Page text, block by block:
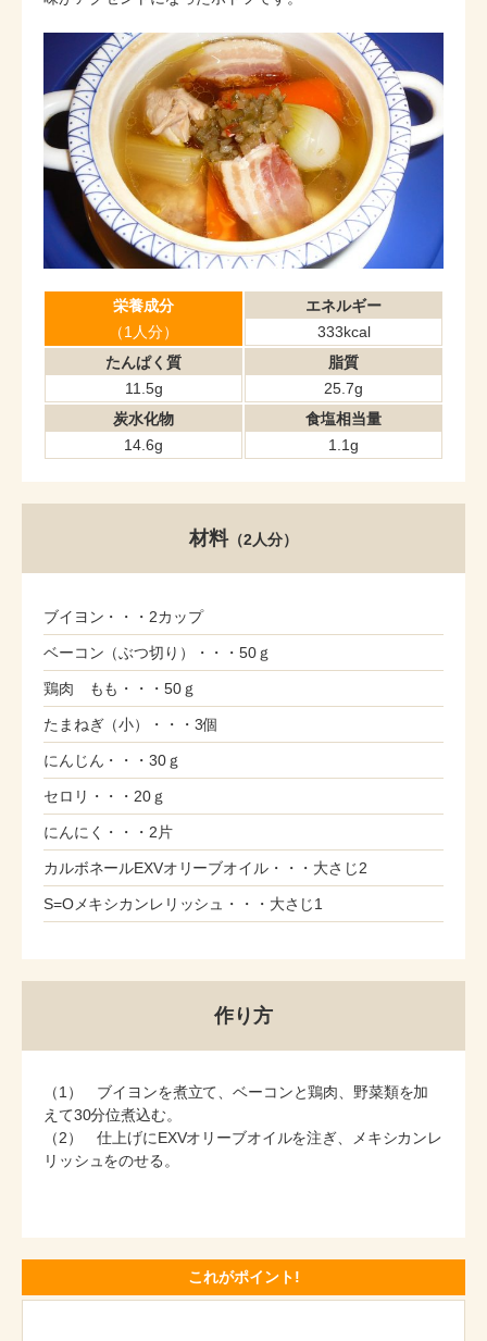
栄養成分
（1人分）
エネルギー
333kcal
たんぱく質
11.5g
脂質
25.7g
炭水化物
14.6g
食塩相当量
1.1g
材料（2人分）
ブイヨン・・・2カップ
ベーコン（ぶつ切り）・・・50ｇ
鶏肉 もも・・・50ｇ
たまねぎ（小）・・・3個
にんじん・・・30ｇ
セロリ・・・20ｇ
にんにく・・・2片
カルボネールEXVオリーブオイル・・・大さじ2
S=Oメキシカンレリッシュ・・・大さじ1
作り方
（1） ブイヨンを煮立て、ベーコンと鶏肉、野菜類を加
えて30分位煮込む。
（2） 仕上げにEXVオリーブオイルを注ぎ、メキシカンレ
リッシュをのせる。
これがポイント!